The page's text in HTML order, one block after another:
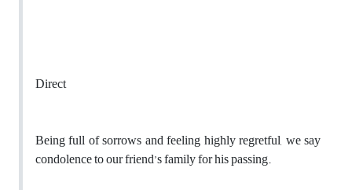
Direct
Being full of sorrows and feeling highly regretful, we say
condolence to our friend’s family for his passing.